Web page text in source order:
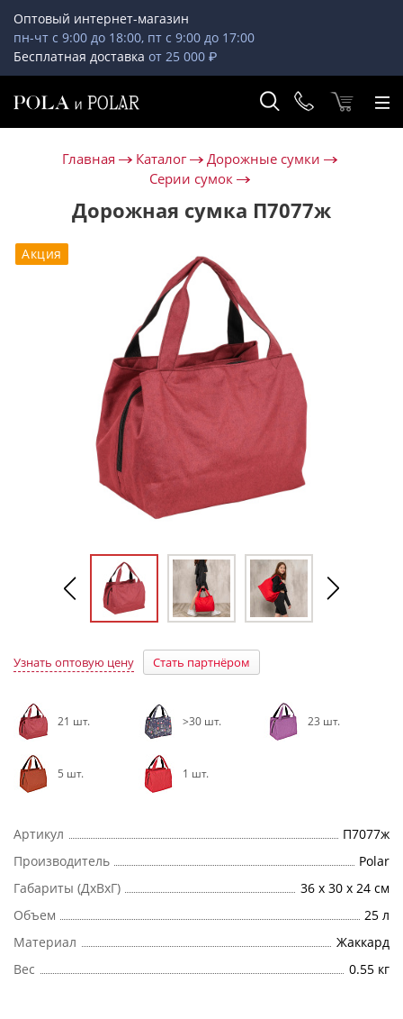
Оптовый интернет-магазин
пн-чт с 9:00 до 18:00, пт с 9:00 до 17:00
Бесплатная доставка от 25 000 ₽
Главная Каталог
Дорожные сумки
Серии сумок
Дорожная сумка П7077ж
Акция
Узнать оптовую цену Стать партнёром
21 шт. >30 шт. 23 шт.
5 шт. 1 шт.
Артикул
П7077ж
Производитель
Polar
Габариты (ДхВхГ)
36 х 30 х 24 см
Объем
25 л
Материал
Жаккард
Вес
0.55 кг